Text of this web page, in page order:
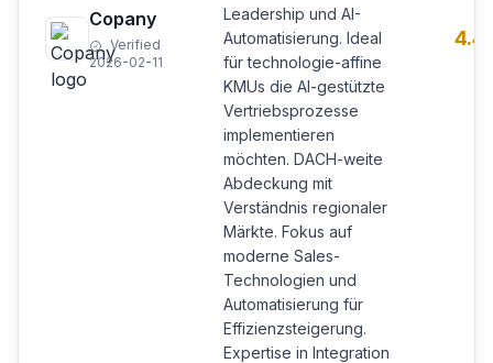
Copany
Verified
2026-02-11
Leadership und AI-
Automatisierung. Ideal
für technologie-affine
KMUs die AI-gestützte
Vertriebsprozesse
implementieren
möchten. DACH-weite
Abdeckung mit
Verständnis regionaler
Märkte. Fokus auf
moderne Sales-
Technologien und
Automatisierung für
Effizienzsteigerung.
Expertise in Integration
4.4